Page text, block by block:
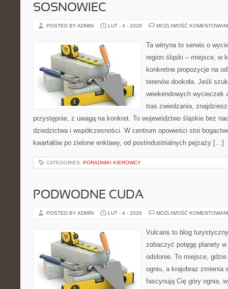
SOSNOWIEC
POSTED BY ADMIN LUT - 4 - 2026 MOŻLIWOŚĆ
Ta witryna to serwis o
region śląski – miejsce, w
konkretne propozycje na
terenów dookoła. Jeśli
weekendowych wycieczek
tras zwiedzania,
przystępnie, z uwagą na konkret. To województwo śląskie bez
dziedzictwa i współczesności. W centrum opowieści stoi
kwartałów po zielone enklawy, od postindustrialnych pejzaży […]
CATEGORIES: PORADNIKI KIEROWCY
PODWODNE CUDA
POSTED BY ADMIN LUT - 4 - 2026 MOŻLIWOŚĆ
Vulcans to blog
zobaczyć potęgę planety
odsłonie. To miejsce,
ogniu, a krajobraz zmienia
fascynują Cię góry ognia,